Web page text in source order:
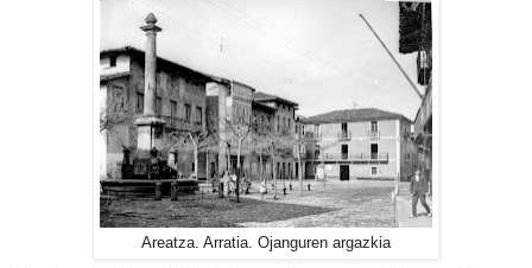
Areatza. Arratia. Ojanguren argazkia